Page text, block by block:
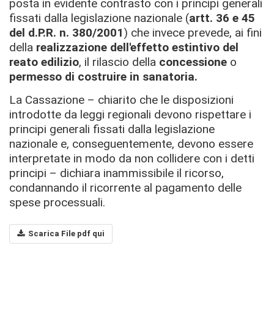
posta in evidente contrasto con i principi generali
fissati dalla legislazione nazionale (artt. 36 e 45
del d.P.R. n. 380/2001) che invece prevede, ai fini
della realizzazione dell'effetto estintivo del
reato edilizio, il rilascio della concessione o
permesso di costruire in sanatoria.
La Cassazione – chiarito che le disposizioni
introdotte da leggi regionali devono rispettare i
principi generali fissati dalla legislazione
nazionale e, conseguentemente, devono essere
interpretate in modo da non collidere con i detti
principi – dichiara inammissibile il ricorso,
condannando il ricorrente al pagamento delle
spese processuali.
Scarica File pdf qui